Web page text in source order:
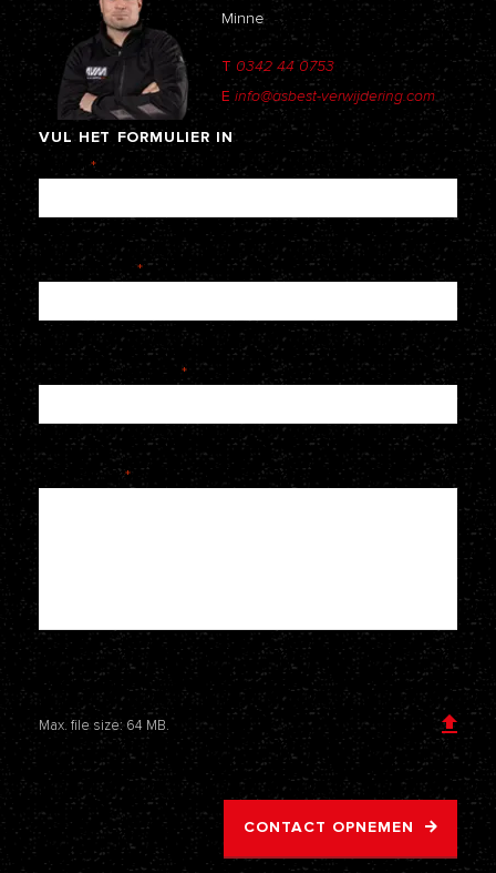
Minne
T 0342 44 0753
E info@asbest-verwijdering.com
VUL HET FORMULIER IN
Naam *
E-mailadres *
Telefoonnummer *
Je bericht *
Voeg een bijlage toe
Max. file size: 64 MB.
CONTACT OPNEMEN